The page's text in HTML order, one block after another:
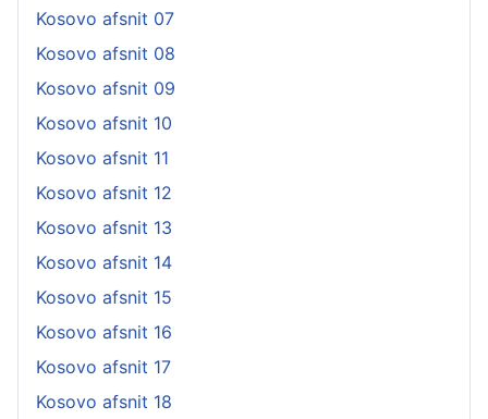
Kosovo afsnit 07
Kosovo afsnit 08
Kosovo afsnit 09
Kosovo afsnit 10
Kosovo afsnit 11
Kosovo afsnit 12
Kosovo afsnit 13
Kosovo afsnit 14
Kosovo afsnit 15
Kosovo afsnit 16
Kosovo afsnit 17
Kosovo afsnit 18